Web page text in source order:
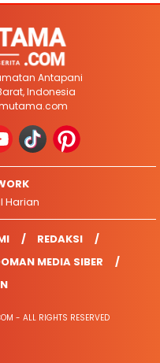
Antapani
Indonesia
Harian
REDAKSI
MEDIA SIBER
- ALL RIGHTS RESERVED